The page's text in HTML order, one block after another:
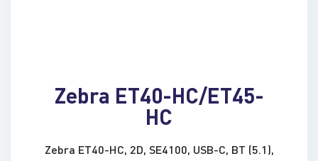
Zebra ET40-HC/ET45-
HC
Zebra ET40-HC, 2D, SE4100, USB-C, BT (5.1),